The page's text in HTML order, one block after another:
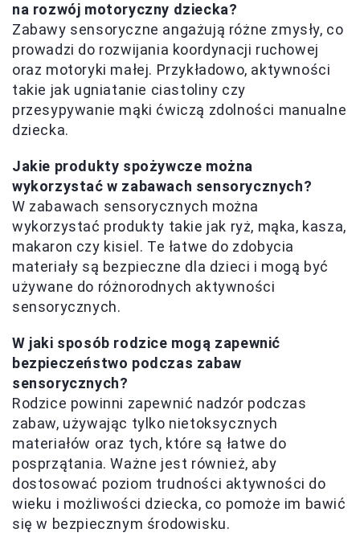
na rozwój motoryczny dziecka?
Zabawy sensoryczne angażują różne zmysły, co
prowadzi do rozwijania koordynacji ruchowej
oraz motoryki małej. Przykładowo, aktywności
takie jak ugniatanie ciastoliny czy
przesypywanie mąki ćwiczą zdolności manualne
dziecka.
Jakie produkty spożywcze można
wykorzystać w zabawach sensorycznych?
W zabawach sensorycznych można
wykorzystać produkty takie jak ryż, mąka, kasza,
makaron czy kisiel. Te łatwe do zdobycia
materiały są bezpieczne dla dzieci i mogą być
używane do różnorodnych aktywności
sensorycznych.
W jaki sposób rodzice mogą zapewnić
bezpieczeństwo podczas zabaw
sensorycznych?
Rodzice powinni zapewnić nadzór podczas
zabaw, używając tylko nietoksycznych
materiałów oraz tych, które są łatwe do
posprzątania. Ważne jest również, aby
dostosować poziom trudności aktywności do
wieku i możliwości dziecka, co pomoże im bawić
się w bezpiecznym środowisku.